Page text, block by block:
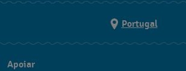
Portugal
Apoiar